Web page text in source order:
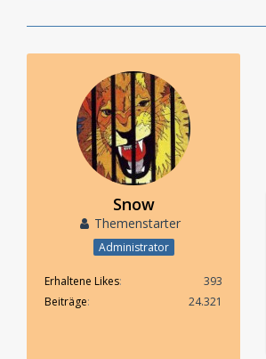
Snow
Themenstarter
Administrator
Erhaltene Likes
393
Beiträge
24.321